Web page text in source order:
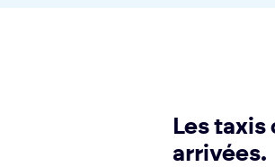
Les
arrivées.